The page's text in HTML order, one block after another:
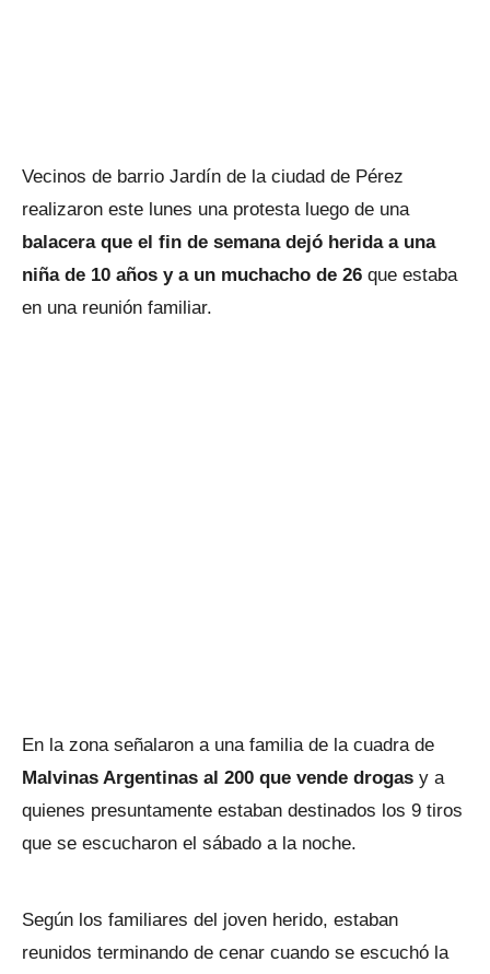
Vecinos de barrio Jardín de la ciudad de Pérez
realizaron este lunes una protesta luego de una
balacera que el fin de semana dejó herida a una
niña de 10 años y a un muchacho de 26 que estaba
en una reunión familiar.
En la zona señalaron a una familia de la cuadra de
Malvinas Argentinas al 200 que vende drogas y a
quienes presuntamente estaban destinados los 9 tiros
que se escucharon el sábado a la noche.
Según los familiares del joven herido, estaban
reunidos terminando de cenar cuando se escuchó la